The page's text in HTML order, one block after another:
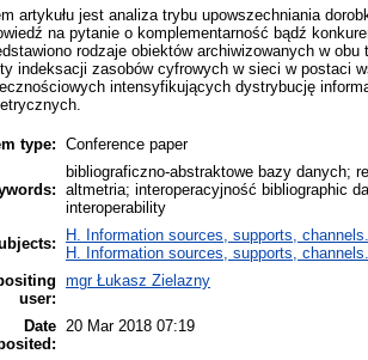
artykułu jest analiza trybu upowszechniania
na pytanie o komplementarność bądź
rodzaje obiektów archiwizowanych w
indeksacji zasobów cyfrowych w sieci w postaci
intensyfikujących dystrybucję
type: Conference paper
bibliograficzno-abstraktowe bazy danych;
altmetria; interoperacyjność bibliographic
interoperability
H. Information sources, supports, channels.
H. Information sources, supports, channels.
user:
mgr Łukasz Zielazny
Date 20 Mar 2018 07:19